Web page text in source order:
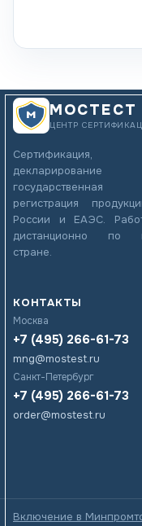
МОСТЕСТ
ЦЕНТР
Сертификация,
государственная
регистрация
России и ЕАЭС.
дистанционно по
стране.
КОНТАКТЫ
Москва
+7 (495) 266-61-73
mng@mostest.ru
Санкт-Петербург
+7 (495) 266-61-73
order@mostest.ru
Включение в